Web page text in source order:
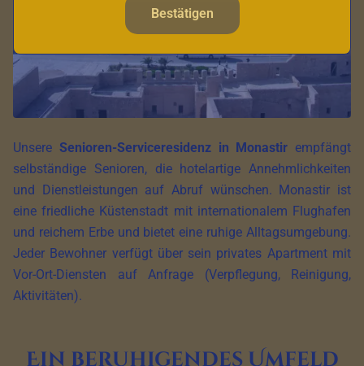
Unsere Senioren-Serviceresidenz in Monastir empfängt
selbständige Senioren, die hotelartige Annehmlichkeiten
und Dienstleistungen auf Abruf wünschen. Monastir ist
eine friedliche Küstenstadt mit internationalem Flughafen
und reichem Erbe und bietet eine ruhige Alltagsumgebung.
Jeder Bewohner verfügt über sein privates Apartment mit
Vor-Ort-Diensten auf Anfrage (Verpflegung, Reinigung,
Aktivitäten).
Ein beruhigendes Umfeld
Bestätigen